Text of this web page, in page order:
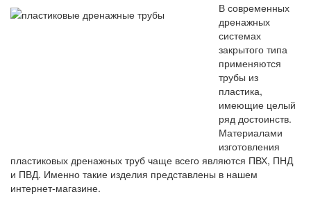
В современных
дренажных
системах
закрытого типа
применяются
трубы из
пластика,
имеющие целый
ряд достоинств.
Материалами
изготовления
пластиковых дренажных труб чаще всего являются ПВХ, ПНД
и ПВД. Именно такие изделия представлены в нашем
интернет-магазине.